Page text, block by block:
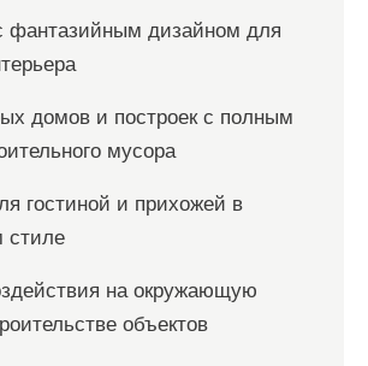
фантазийным дизайном для
домов и построек с полным
мусора
гостиной и прихожей в
стиле
на окружающую
объектов